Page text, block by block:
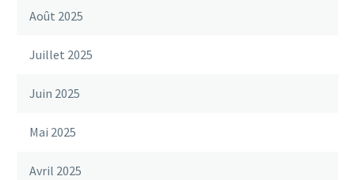
Août 2025
Juillet 2025
Juin 2025
Mai 2025
Avril 2025